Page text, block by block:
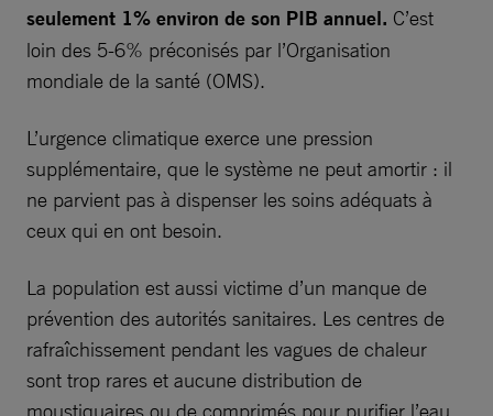
seulement 1% environ de son PIB annuel. C’est
loin des 5-6% préconisés par l’Organisation
mondiale de la santé (OMS).
L’urgence climatique exerce une pression
supplémentaire, que le système ne peut amortir : il
ne parvient pas à dispenser les soins adéquats à
ceux qui en ont besoin.
La population est aussi victime d’un manque de
prévention des autorités sanitaires. Les centres de
rafraîchissement pendant les vagues de chaleur
sont trop rares et aucune distribution de
moustiquaires ou de comprimés pour purifier l’eau